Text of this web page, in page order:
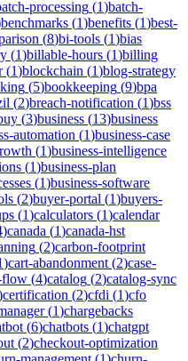
processing (1)batch-
benchmarks (1)benefits (1)best-
(8)bi-tools (1)bias
(1)billable-hours (1)billing
(1)blockchain (1)blog-strategy
(5)bookkeeping (9)bpa
(2)breach-notification (1)bss
(3)business (13)business
automation (1)business-case
(1)business-intelligence
(1)business-plan
(1)business-software
(2)buyer-portal (1)buyers-
(1)calculators (1)calendar
)canada (1)canada-hst
(2)carbon-footprint
)cart-abandonment (2)case-
flow (4)catalog (2)catalog-sync
certification (2)cfdi (1)cfo
(1)chargebacks
(6)chatbots (1)chatgpt
(2)checkout-optimization